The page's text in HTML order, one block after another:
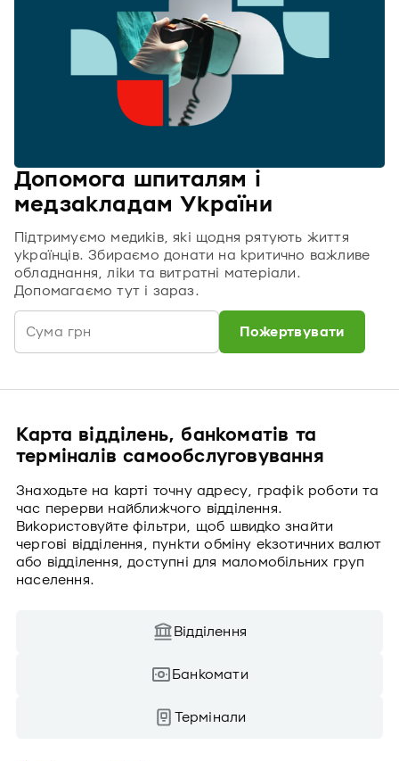
Допомога шпиталям і
медзакладам України
Підтримуємо медиків, які щодня рятують життя
українців. Збираємо донати на критично важливе
обладнання, ліки та витратні матеріали.
Допомагаємо тут і зараз.
Пожертвувати
Карта відділень, банкоматів та
терміналів самообслуговування
Знаходьте на карті точну адресу, графік роботи та
час перерви найближчого відділення.
Використовуйте фільтри, щоб швидко знайти
чергові відділення, пункти обміну екзотичних валют
або відділення, доступні для маломобільних груп
населення.
Відділення
Банкомати
Термінали